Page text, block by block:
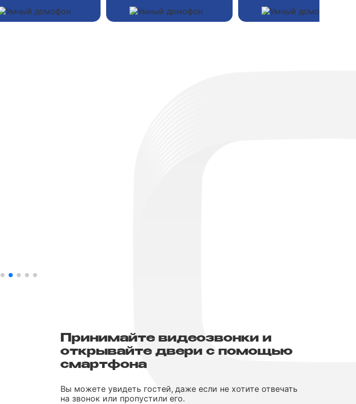
архивом записей и шкалой событий.Наведите камеру смартфона, чтобы
скачать мобильное приложение.
Принимайте видеозвонки и
открывайте двери с помощью
смартфона
Вы можете увидеть гостей, даже если не хотите отвечать
на звонок или пропустили его.